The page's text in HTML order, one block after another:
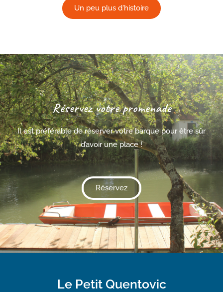
Un peu plus d'histoire
Réservez votre promenade
Il est préférable de réserver votre barque pour être sûr
d’avoir une place !
Réservez
Le Petit Quentovic